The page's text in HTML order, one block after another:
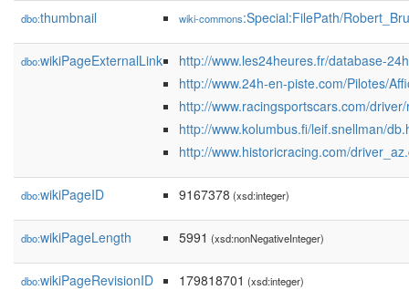
dbo:thumbnail wiki-commons:Special:FilePath/
dbo:wikiPageExternalLink
http://www.les24heures.fr/database-
http://www.24h-en-piste.com/Pilotes/
http://www.racingsportscars.com/
http://www.kolumbus.fi/leif.snellman/
http://www.historicracing.com/
dbo:wikiPageID 9167378 (xsd:integer)
dbo:wikiPageLength 5991 (xsd:nonNegativeInteger)
dbo:wikiPageRevisionID 179818701 (xsd:integer)